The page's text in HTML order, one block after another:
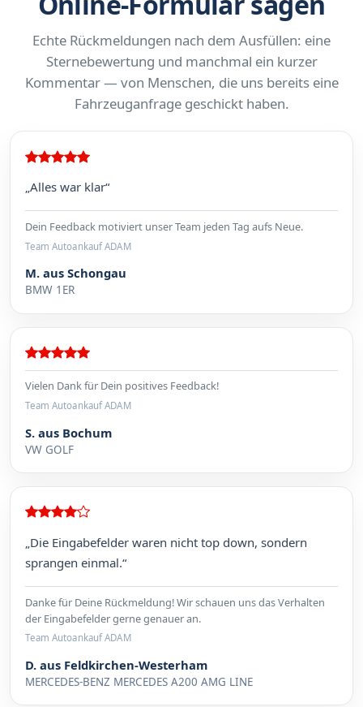
Echte Rückmeldungen nach dem Ausfüllen: eine
Sternebewertung und manchmal ein kurzer
Kommentar — von Menschen, die uns bereits eine
Fahrzeuganfrage geschickt haben.
„Alles war klar“
Dein Feedback motiviert unser Team jeden Tag aufs Neue.
Team Autoankauf ADAM
M. aus Schongau
BMW 1ER
Vielen Dank für Dein positives Feedback!
Team Autoankauf ADAM
S. aus Bochum
VW GOLF
„Die Eingabefelder waren nicht top down, sondern
sprangen einmal.“
Danke für Deine Rückmeldung! Wir schauen uns das Verhalten
der Eingabefelder gerne genauer an.
Team Autoankauf ADAM
D. aus Feldkirchen-Westerham
MERCEDES-BENZ MERCEDES A200 AMG LINE